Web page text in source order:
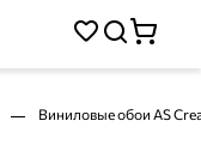
Виниловые обои AS